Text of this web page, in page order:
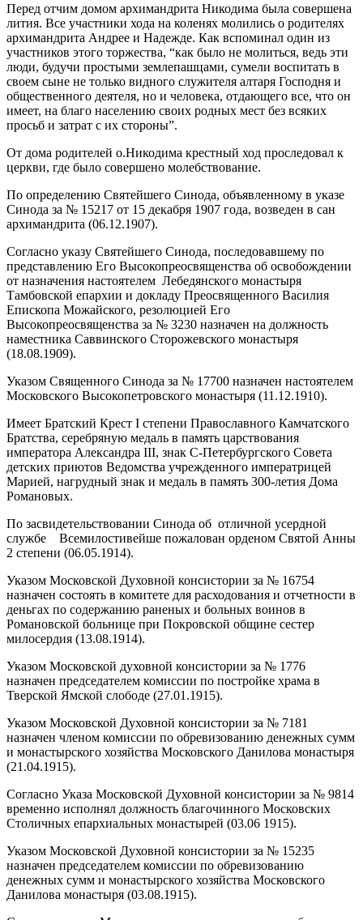
Перед отчим домом архимандрита Никодима была совершена
лития. Все участники хода на коленях молились о родителях
архимандрита Андрее и Надежде. Как вспоминал один из
участников этого торжества, “как было не молиться, ведь эти
люди, будучи простыми землепашцами, сумели воспитать в
своем сыне не только видного служителя алтаря Господня и
общественного деятеля, но и человека, отдающего все, что он
имеет, на благо населению своих родных мест без всяких
просьб и затрат с их стороны”.
От дома родителей о.Никодима крестный ход проследовал к
церкви, где было совершено молебствование.
По определению Святейшего Синода, объявленному в указе
Синода за № 15217 от 15 декабря 1907 года, возведен в сан
архимандрита (06.12.1907).
Согласно указу Святейшего Синода, последовавшему по
представлению Его Высокопреосвященства об освобождении
от назначения настоятелем Лебедянского монастыря
Тамбовской епархии и докладу Преосвященного Василия
Епископа Можайского, резолюцией Его
Высокопреосвященства за № 3230 назначен на должность
наместника Саввинского Сторожевского монастыря
(18.08.1909).
Указом Священного Синода за № 17700 назначен настоятелем
Московского Высокопетровского монастыря (11.12.1910).
Имеет Братский Крест I степени Православного Камчатского
Братства, серебряную медаль в память царствования
императора Александра III, знак С-Петербургского Совета
детских приютов Ведомства учрежденного императрицей
Марией, нагрудный знак и медаль в память 300-летия Дома
Романовых.
По засвидетельствовании Синода об отличной усердной
службе Всемилостивейше пожалован орденом Святой Анны
2 степени (06.05.1914).
Указом Московской Духовной консистории за № 16754
назначен состоять в комитете для расходования и отчетности в
деньгах по содержанию раненых и больных воинов в
Романовской больнице при Покровской общине сестер
милосердия (13.08.1914).
Указом Московской духовной консистории за № 1776
назначен председателем комиссии по постройке храма в
Тверской Ямской слободе (27.01.1915).
Указом Московской Духовной консистории за № 7181
назначен членом комиссии по обревизованию денежных сумм
и монастырского хозяйства Московского Данилова монастыря
(21.04.1915).
Согласно Указа Московской Духовной консистории за № 9814
временно исполнял должность благочинного Московских
Столичных епархиальных монастырей (03.06 1915).
Указом Московской Духовной консистории за № 15235
назначен председателем комиссии по обревизованию
денежных сумм и монастырского хозяйства Московского
Данилова монастыря (03.08.1915).